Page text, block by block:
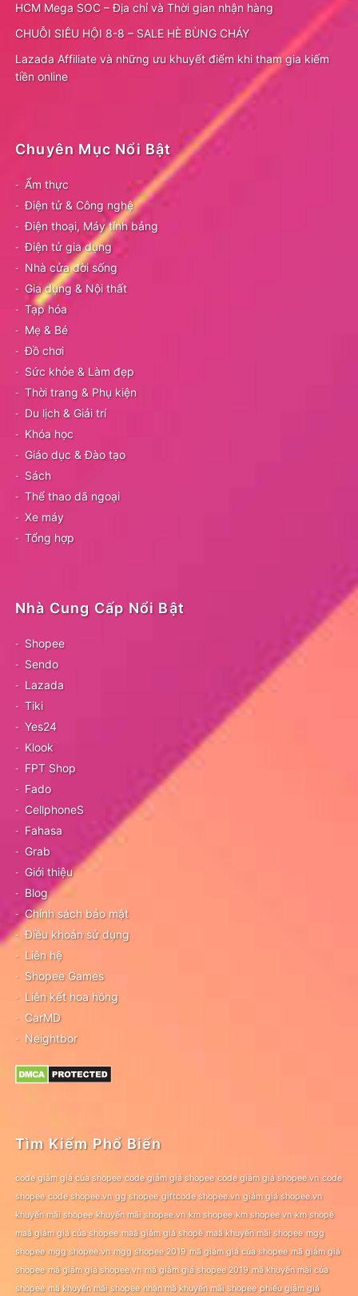
HCM Mega SOC – Địa chỉ và Thời gian nhận hàng
CHUỖI SIÊU HỘI 8-8 – SALE HÈ BÙNG CHÁY
Lazada Affiliate và những ưu khuyết điểm khi tham gia kiếm
tiền online
Chuyên Mục Nổi Bật
Ẩm thực
Điện tử & Công nghệ
Điện thoại, Máy tính bảng
Điện tử gia dụng
Nhà cửa đời sống
Gia dụng & Nội thất
Tạp hóa
Mẹ & Bé
Đồ chơi
Sức khỏe & Làm đẹp
Thời trang & Phụ kiện
Du lịch & Giải trí
Khóa học
Giáo dục & Đào tạo
Sách
Thể thao dã ngoại
Xe máy
Tổng hợp
Nhà Cung Cấp Nổi Bật
Shopee
Sendo
Lazada
Tiki
Yes24
Klook
FPT Shop
Fado
CellphoneS
Fahasa
Grab
Giới thiệu
Blog
Chính sách bảo mật
Điều khoản sử dụng
Liên hệ
Shopee Games
Liên kết hoa hồng
CarMD
Neightbor
Tìm Kiếm Phổ Biến
code giảm giá của shopee code giảm giá shopee code giảm giá shopee.vn code
shopee code shopee.vn gg shopee giftcode shopee.vn giảm giá shopee.vn
khuyến mãi shopee khuyến mãi shopee.vn km shopee km shopee vn km shopê
maã giảm giá của shopee maã giảm giá shopê maã khuyến mãi shopee mgg
shopee mgg shopee.vn mgg shopee 2019 mã giảm giá của shopee mã giảm giá
shopee mã giảm giá shopee.vn mã giảm giá shopee 2019 mã khuyến mãi của
shopee mã khuyến mãi shopee nhận mã khuyến mãi shopee phiếu giảm giá